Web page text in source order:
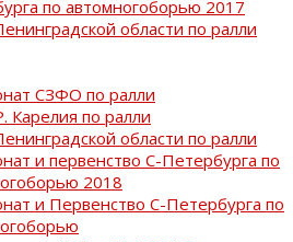
по автомногоборью 2017
области по ралли
СЗФО по ралли
Карелия по ралли
области по ралли
и первенство С-Петербурга по
2018
и Первенство С-Петербурга по